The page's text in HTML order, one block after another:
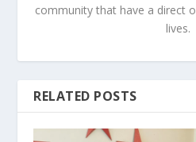
community that have a direct
lives.
RELATED POSTS